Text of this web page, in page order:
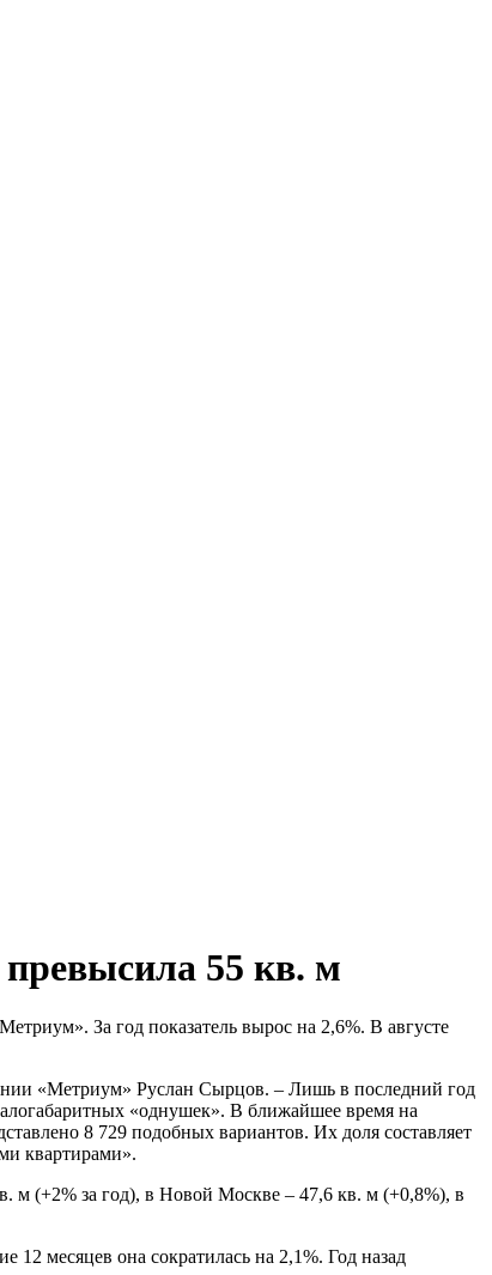
55 кв. м
За год показатель вырос на 2,6%. В августе
«Метриум» Руслан Сырцов. – Лишь в последний год
«однушек». В ближайшее время на
8 729 подобных вариантов. Их доля составляет
квартирами».
м (+2% за год), в Новой Москве – 47,6 кв. м (+0,8%), в
месяцев она сократилась на 2,1%. Год назад